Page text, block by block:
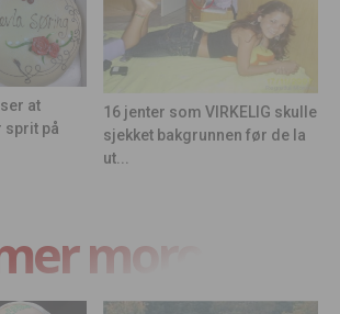
at
sprit på
16 jenter som VIRKELIG skulle
sjekket bakgrunnen før de la
ut...
moro